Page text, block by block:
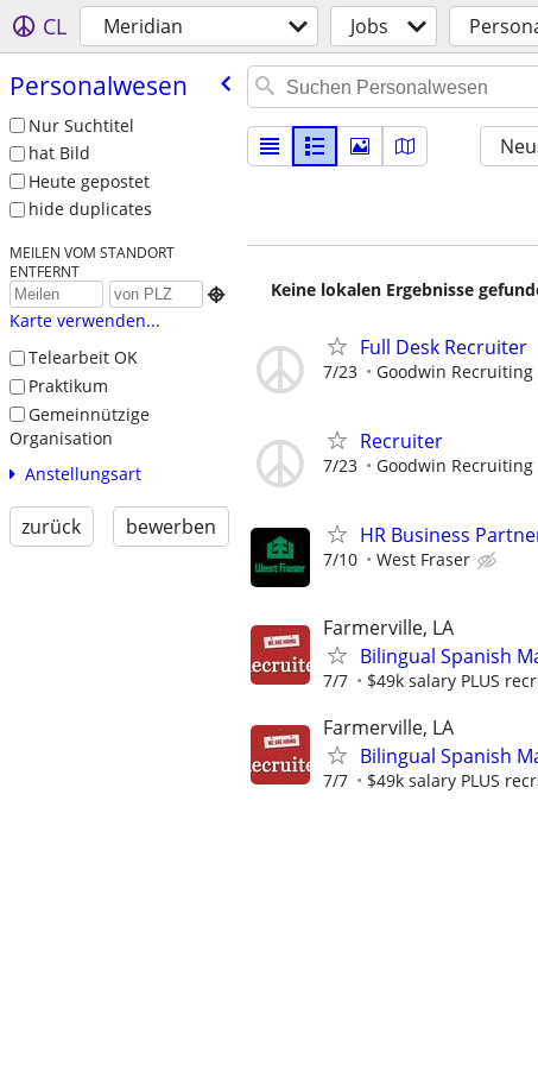
CL Meridian Jobs
Personalwesen
Nur Suchtitel
hat Bild
Heute gepostet
hide duplicates
MEILEN VOM STANDORT
ENTFERNT

Karte verwenden...
Telearbeit OK
Praktikum
Gemeinnützige
Organisation
Anstellungsart
zurück bewerben
Keine lokalen Ergebnisse
Full Desk Recruiter
7/23 Goodwin Recruiting
Recruiter
7/23 Goodwin Recruiting
HR Business
7/10 West Fraser
Farmerville, LA
Bilingual Spanish
7/7 $49k salary PLUS
Farmerville, LA
Bilingual Spanish
7/7 $49k salary PLUS